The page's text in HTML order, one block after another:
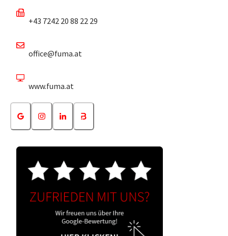
+43 7242 20 88 22 29
office@fuma.at
www.fuma.at